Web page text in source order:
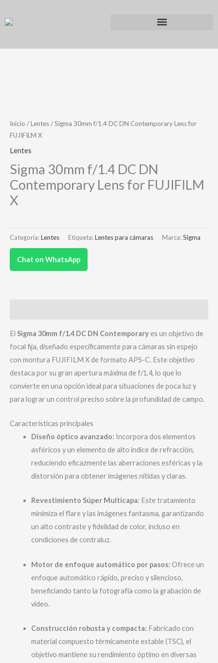
Inicio /Lentes/ Sigma 30mm f/1.4 DC DN Contemporary Lens for
FUJIFILM X
Lentes
Sigma 30mm f/1.4 DC DN
Contemporary Lens for FUJIFILM
X
Categoría:Lentes Etiqueta:Lentes para cámaras Marca:Sigma
Chat on WhatsApp
El Sigma 30mm f/1.4 DC DN Contemporaryes un objetivo de
focal fija, diseñado específicamente para cámaras sin espejo
con montura FUJIFILM X de formato APS-C. Este objetivo
destaca por su gran apertura máxima de f/1.4, lo que lo
convierte en una opción ideal para situaciones de poca luz y
para lograr un control preciso sobre la profundidad de campo.
Características principales
Diseño óptico avanzado: Incorpora dos elementos
asféricos y un elemento de alto índice de refracción,
reduciendo eficazmente las aberraciones esféricas y la
distorsión para obtener imágenes nítidas y claras.
Revestimiento Súper Multicapa: Este tratamiento
minimiza el flare y las imágenes fantasma, garantizando
un alto contraste y fidelidad de color, incluso en
condiciones de contraluz.
Motor de enfoque automático por pasos: Ofrece un
enfoque automático rápido, preciso y silencioso,
beneficiando tanto la fotografía como la grabación de
video.
Construcción robusta y compacta: Fabricado con
material compuesto térmicamente estable (TSC), el
objetivo mantiene su rendimiento óptimo en diversas